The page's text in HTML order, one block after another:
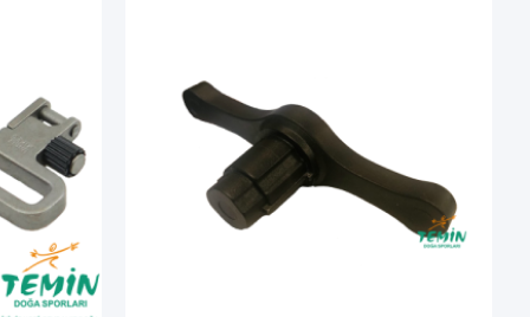
modeli üretici verisiyle eşleşmelidir.
mekanizmaya zarar verebilir.